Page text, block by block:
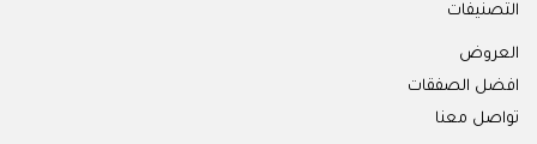
التصنيفات
العروض
افضل الصفقات
تواصل معنا